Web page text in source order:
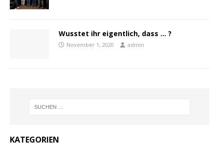
Wusstet ihr eigentlich, dass … ?
November 1, 2020 admin
KATEGORIEN